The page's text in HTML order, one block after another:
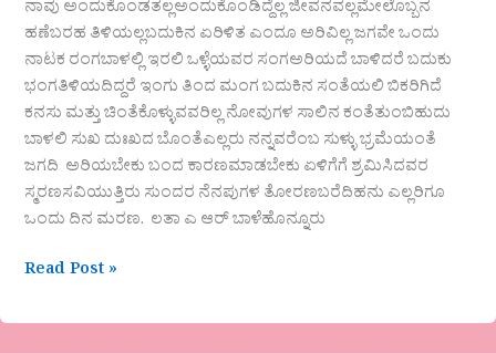
ನಾವು ಅಂದುಕೊಂಡತಲ್ಲಅಂದುಕೊಂಡಿದ್ದೆಲ್ಲ ಜೀವನವಲ್ಲಮೇಲೊಬ್ಬನ
ಹಣೆಬರಹ ತಿಳಿಯಲ್ಲಬದುಕಿನ ಏರಿಳಿತ ಎಂದೂ ಅರಿವಿಲ್ಲ ಜಗವೇ ಒಂದು
ನಾಟಕ ರಂಗಬಾಳಲ್ಲಿ ಇರಲಿ ಒಳ್ಳೆಯವರ ಸಂಗಅರಿಯದೆ ಬಾಳಿದರೆ ಬದುಕು
ಭಂಗತಿಳಿಯದಿದ್ದರೆ ಇಂಗು ತಿಂದ ಮಂಗ ಬದುಕಿನ ಸಂತೆಯಲಿ ಬಿಕರಿಗಿದೆ
ಕನಸು ಮತ್ತು ಚಿಂತೆಕೊಳ್ಳುವವರಿಲ್ಲ ನೋವುಗಳ ಸಾಲಿನ ಕಂತೆತುಂಬಿಹುದು
ಬಾಳಲಿ ಸುಖ ದುಃಖದ ಬೊಂತೆಎಲ್ಲರು ನನ್ನವರೆಂಬ ಸುಳ್ಳು ಭ್ರಮೆಯಂತೆ
ಜಗದಿ ಅರಿಯಬೇಕು ಬಂದ ಕಾರಣಮಾಡಬೇಕು ಏಳಿಗೆಗೆ ಶ್ರಮಿಸಿದವರ
ಸ್ಮರಣಸವಿಯುತ್ತಿರು ಸುಂದರ ನೆನಪುಗಳ ತೋರಣಬರೆದಿಹನು ಎಲ್ಲರಿಗೂ
ಒಂದು ದಿನ ಮರಣ. ಲತಾ ಎ ಆರ್ ಬಾಳೆಹೊನ್ನೂರು
Read Post »